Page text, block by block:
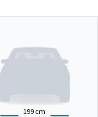
199 cm